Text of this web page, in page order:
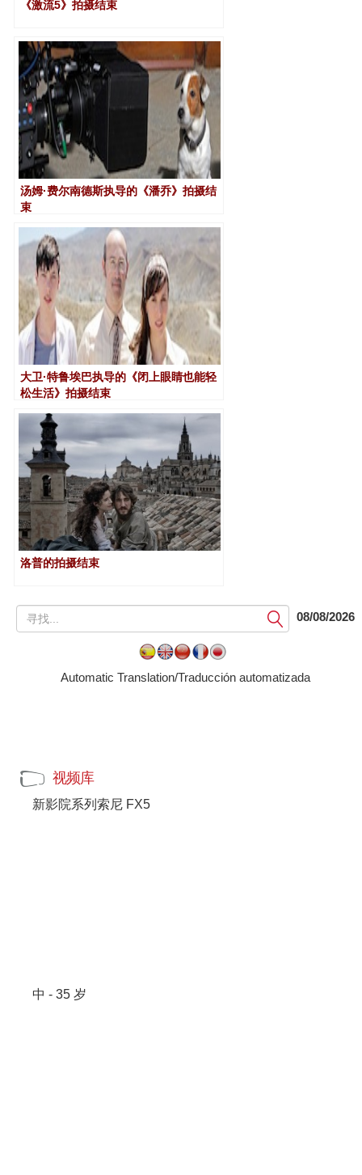
《激流5》拍摄结束
汤姆·费尔南德斯执导的《潘乔》拍摄结
束
大卫·特鲁埃巴执导的《闭上眼睛也能轻
松生活》拍摄结束
洛普的拍摄结束
提
交
08/08/2026
Automatic Translation/Traducción automatizada
视频库
新影院系列索尼 FX5
中 - 35 岁